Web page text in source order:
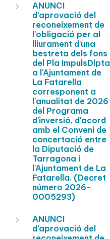
ANUNCI
d’aprovació del
reconeixement de
l'obligació per al
lliurament d'una
bestreta dels fons
del Pla ImpulsDipta
a l'Ajuntament de
La Fatarella
corresponent a
l'anualitat de 2026
del Programa
d'inversió, d'acord
amb el Conveni de
concertació entre
la Diputació de
Tarragona i
l'Ajuntament de La
Fatarella. (Decret
número 2026-
0005293)
ANUNCI
d’aprovació del